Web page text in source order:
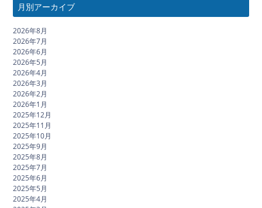
月別アーカイブ
2026年8月
2026年7月
2026年6月
2026年5月
2026年4月
2026年3月
2026年2月
2026年1月
2025年12月
2025年11月
2025年10月
2025年9月
2025年8月
2025年7月
2025年6月
2025年5月
2025年4月